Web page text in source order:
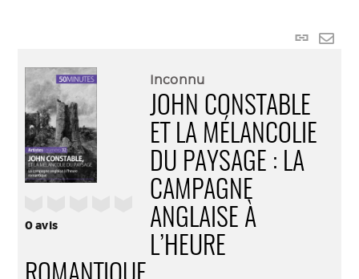
Lien
0avis
Inconnu
JOHN CONSTABLE
ET LA MÉLANCOLIE
DU PAYSAGE : LA
CAMPAGNE
ANGLAISE À
L’HEURE